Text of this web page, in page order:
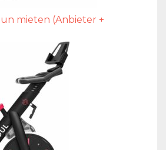
mieten (Anbieter +